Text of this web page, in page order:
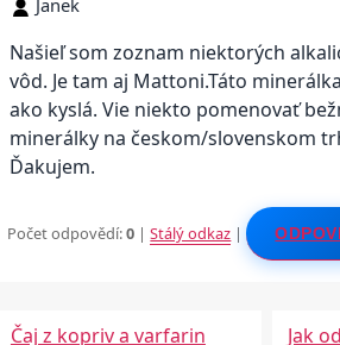
Našieľ som zoznam niektorých
vôd. Je tam aj Mattoni.Táto
ako kyslá. Vie niekto pomenovať
minerálky na českom/slovenskom
Ďakujem.
Počet odpovědí:0 |Stálý odkaz |
Čaj z kopriv a varfarin Jak